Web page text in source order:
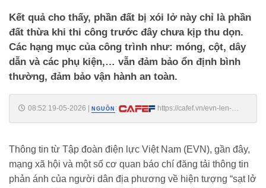
Kết quả cho thấy, phần đất bị xói lở này chỉ là phần
đất thừa khi thi công trước đây chưa kịp thu dọn.
Các hạng mục của công trình như: móng, cột, dây
dẫn và các phụ kiện,… vẫn đảm bảo ổn định bình
thường, đảm bảo vận hành an toàn.
08:52 19-05-2026 NGUỒN :
https://cafef.vn/evn-len-
Thông tin từ Tập đoàn điện lực Việt Nam (EVN), gần đây,
mạng xã hội và một số cơ quan báo chí đăng tải thông tin
phản ánh của người dân địa phương về hiện tượng “sạt lở